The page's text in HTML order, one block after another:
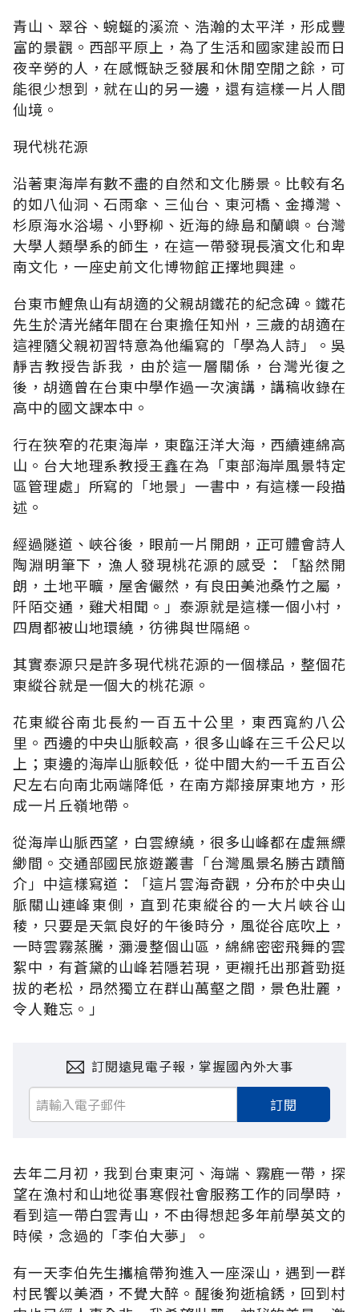
青山、翠谷、蜿蜒的溪流、浩瀚的太平洋，形成豐
富的景觀。西部平原上，為了生活和國家建設而日
夜辛勞的人，在感慨缺乏發展和休閒空閒之餘，可
能很少想到，就在山的另一邊，還有這樣一片人間
仙境。
現代桃花源
沿著東海岸有數不盡的自然和文化勝景。比較有名
的如八仙洞、石雨傘、三仙台、東河橋、金撙灣、
杉原海水浴場、小野柳、近海的綠島和蘭嶼。台灣
大學人類學系的師生，在這一帶發現長濱文化和卑
南文化，一座史前文化博物館正擇地興建。
台東市鯉魚山有胡適的父親胡鐵花的紀念碑。鐵花
先生於清光緒年間在台東擔任知州，三歲的胡適在
這裡隨父親初習特意為他編寫的「學為人詩」。吳
靜吉教授告訴我，由於這一層關係，台灣光復之
後，胡適曾在台東中學作過一次演講，講稿收錄在
高中的國文課本中。
行在狹窄的花東海岸，東臨汪洋大海，西續連綿高
山。台大地理系教授王鑫在為「東部海岸風景特定
區管理處」所寫的「地景」一書中，有這樣一段描
述。
經過隧道、峽谷後，眼前一片開朗，正可體會詩人
陶淵明筆下，漁人發現桃花源的感受：「豁然開
朗，土地平曠，屋舍儼然，有良田美池桑竹之屬，
阡陌交通，雞犬相聞。」泰源就是這樣一個小村，
四周都被山地環繞，彷彿與世隔絕。
其實泰源只是許多現代桃花源的一個樣品，整個花
東縱谷就是一個大的桃花源。
花東縱谷南北長約一百五十公里，東西寬約八公
里。西邊的中央山脈較高，很多山峰在三千公尺以
上；東邊的海岸山脈較低，從中間大約一千五百公
尺左右向南北兩端降低，在南方鄰接屏東地方，形
成一片丘嶺地帶。
從海岸山脈西望，白雲繚繞，很多山峰都在虛無縹
緲間。交通部國民旅遊叢書「台灣風景名勝古蹟簡
介」中這樣寫道：「這片雲海奇觀，分布於中央山
脈關山連峰東側，直到花東縱谷的一大片峽谷山
稜，只要是天氣良好的午後時分，風從谷底吹上，
一時雲霧蒸騰，瀰漫整個山區，綿綿密密飛舞的雲
絮中，有蒼黛的山峰若隱若現，更襯托出那蒼勁挺
拔的老松，昂然獨立在群山萬壑之間，景色壯麗，
令人難忘。」
訂閱遠見電子報，掌握國內外大事
訂閱
去年二月初，我到台東東河、海端、霧鹿一帶，探
望在漁村和山地從事寒假社會服務工作的同學時，
看到這一帶白雲青山，不由得想起多年前學英文的
時候，念過的「李伯大夢」。
有一天李伯先生攜槍帶狗進入一座深山，遇到一群
村民饗以美酒，不覺大醉。醒後狗逝槍銹，回到村